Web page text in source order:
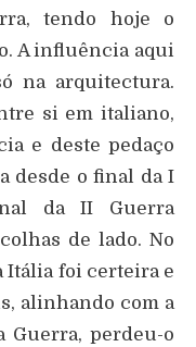
tendo hoje o
A influência aqui
na arquitectura.
si em italiano,
e deste pedaço
desde o final da I
da II Guerra
de lado. No
Itália foi certeira e
alinhando com a
Guerra, perdeu-o